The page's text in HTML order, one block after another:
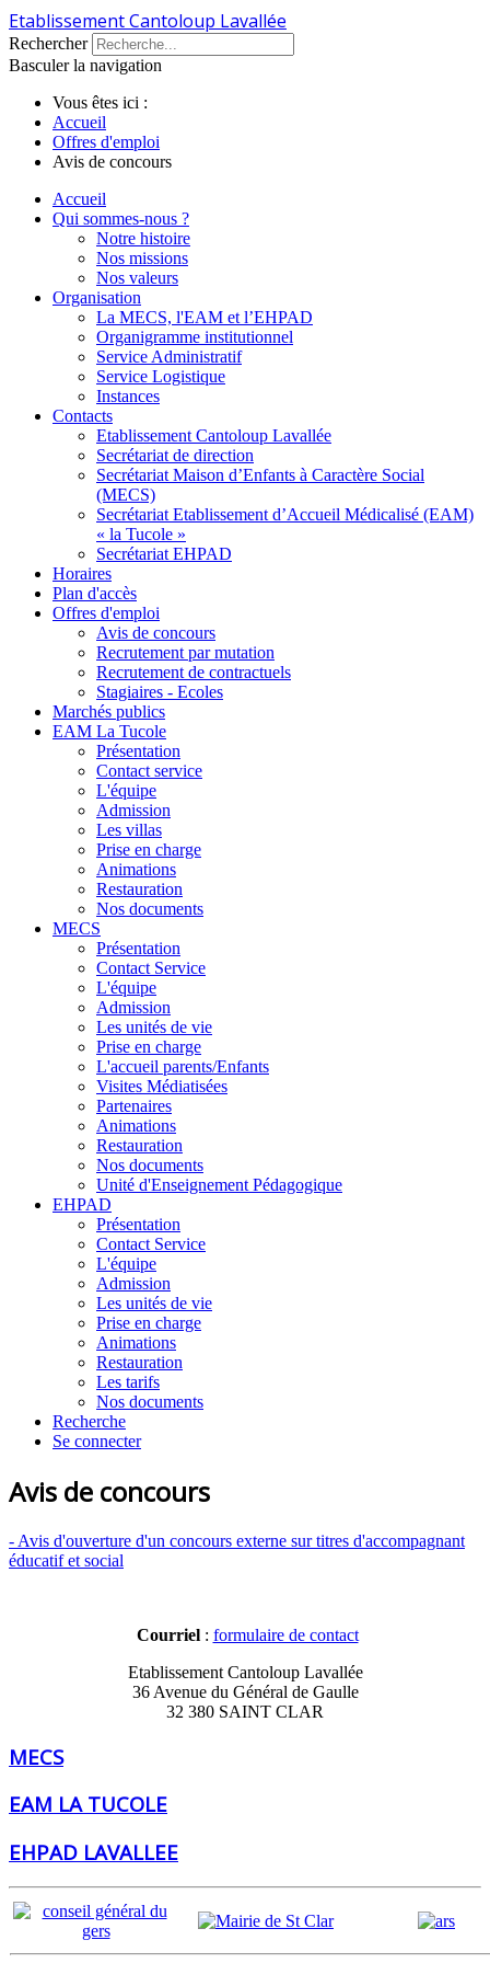
Etablissement Cantoloup Lavallée
Rechercher
Basculer la navigation
Vous êtes ici :
Accueil
Offres d'emploi
Avis de concours
Accueil
Qui sommes-nous ?
Notre histoire
Nos missions
Nos valeurs
Organisation
La MECS, l'EAM et l’EHPAD
Organigramme institutionnel
Service Administratif
Service Logistique
Instances
Contacts
Etablissement Cantoloup Lavallée
Secrétariat de direction
Secrétariat Maison d’Enfants à Caractère Social
(MECS)
Secrétariat Etablissement d’Accueil Médicalisé (EAM)
« la Tucole »
Secrétariat EHPAD
Horaires
Plan d'accès
Offres d'emploi
Avis de concours
Recrutement par mutation
Recrutement de contractuels
Stagiaires - Ecoles
Marchés publics
EAM La Tucole
Présentation
Contact service
L'équipe
Admission
Les villas
Prise en charge
Animations
Restauration
Nos documents
MECS
Présentation
Contact Service
L'équipe
Admission
Les unités de vie
Prise en charge
L'accueil parents/Enfants
Visites Médiatisées
Partenaires
Animations
Restauration
Nos documents
Unité d'Enseignement Pédagogique
EHPAD
Présentation
Contact Service
L'équipe
Admission
Les unités de vie
Prise en charge
Animations
Restauration
Les tarifs
Nos documents
Recherche
Se connecter
Avis de concours
- Avis d'ouverture d'un concours externe sur titres d'accompagnant
éducatif et social
Courriel : formulaire de contact
Etablissement Cantoloup Lavallée
36 Avenue du Général de Gaulle
32 380 SAINT CLAR
MECS
EAM LA TUCOLE
EHPAD LAVALLEE